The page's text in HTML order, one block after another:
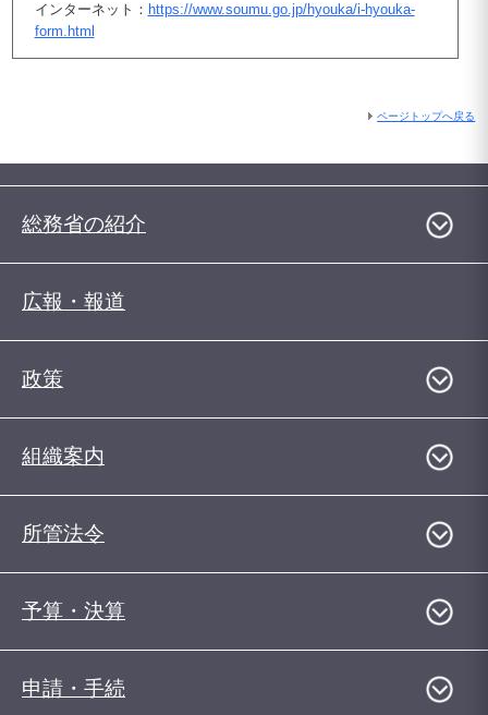
インターネット： https://www.soumu.go.jp/hyouka/i-hyouka-
form.html
ページトップへ戻る
総務省の紹介
広報・報道
政策
組織案内
所管法令
予算・決算
申請・手続